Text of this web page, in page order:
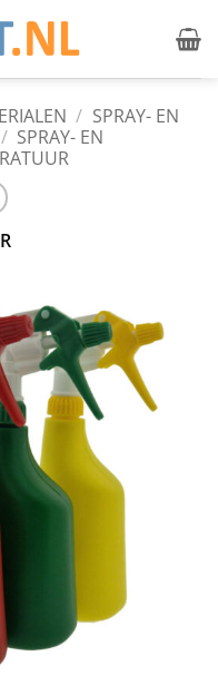
/ SPRAY- EN
/ SPRAY- EN